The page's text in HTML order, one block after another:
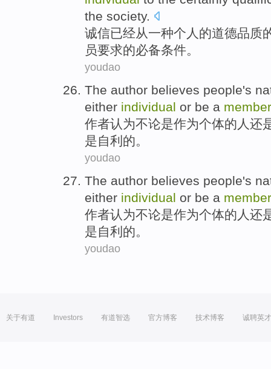
the society.
诚信已经从一种个人 的道德品质
员要求的必备条件。
youdao
The author believes people's
either individual or be a member
作者认为不论是作为个体的 人 还
是自利 的。
youdao
The author believes people's
either individual or be a member
作者认为不论是作为个体的 人 还
是自利 的。
youdao
关于有道 Investors 有道智选 官方博客 技术博客 诚聘英才